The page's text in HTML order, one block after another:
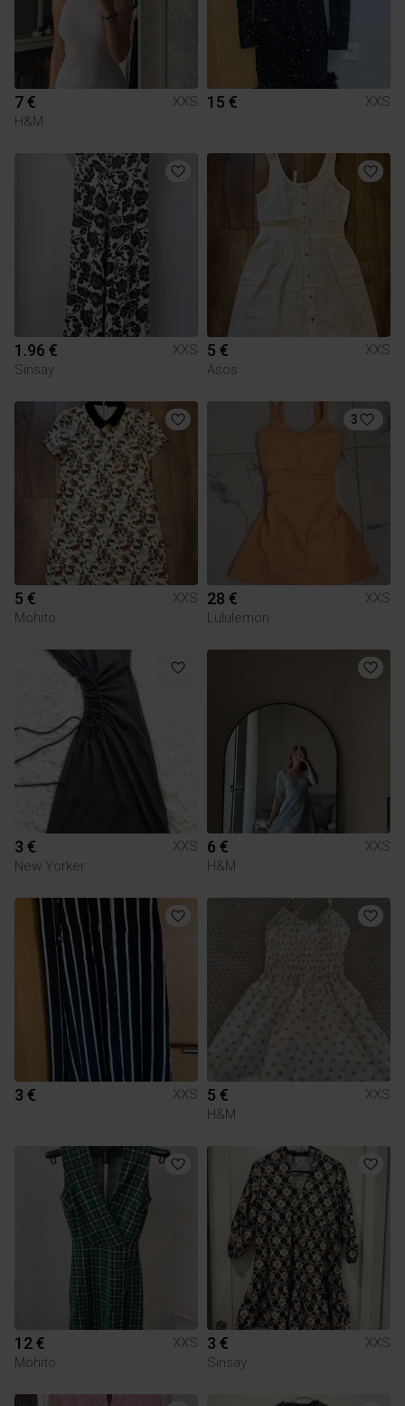
7 €
XXS
H&M
15 € XXS
1.96 €
XXS
Sinsay
5 €
XXS
Asos
5 €
XXS
Mohito
3
28 €
XXS
Lululemon
3 €
XXS
New Yorker
6 €
XXS
H&M
3 € XXS 5 €
XXS
H&M
12 €
XXS
Mohito
3 €
XXS
Sinsay